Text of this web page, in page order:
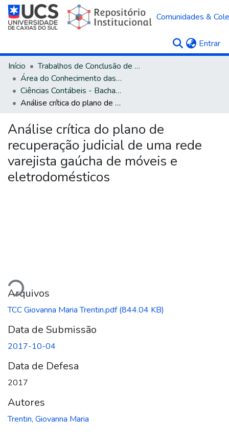
Comunidades &
Entrar
Início
Trabalhos de Conclusão de Curso
Área do Conhecimento das Ciências Sociais Aplicadas
Ciências Contábeis - Bacharelado
Análise crítica do plano de recuperação judicial de uma rede varejista gaúcha de móveis e eletrodomésticos
Análise crítica do plano de
recuperação judicial de uma rede
varejista gaúcha de móveis e
eletrodomésticos
Arquivos
TCC Giovanna Maria Trentin.pdf(844.04 KB)
Data de Submissão
2017-10-04
Data de Defesa
2017
Autores
Trentin, Giovanna Maria